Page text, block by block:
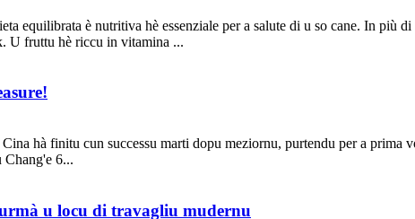
equilibrata è nutritiva hè essenziale per a salute di u so cane. In più
U fruttu hè riccu in vitamina ...
hà finitu cun successu marti dopu meziornu, purtendu per a prima
Chang'e 6...
u locu di travagliu mudernu